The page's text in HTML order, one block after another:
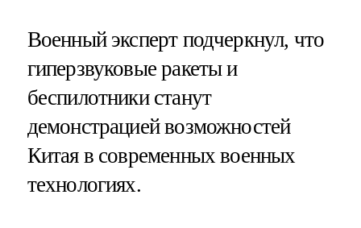
Военный эксперт подчеркнул, что
гиперзвуковые ракеты и
беспилотники станут
демонстрацией возможностей
Китая в современных военных
технологиях.